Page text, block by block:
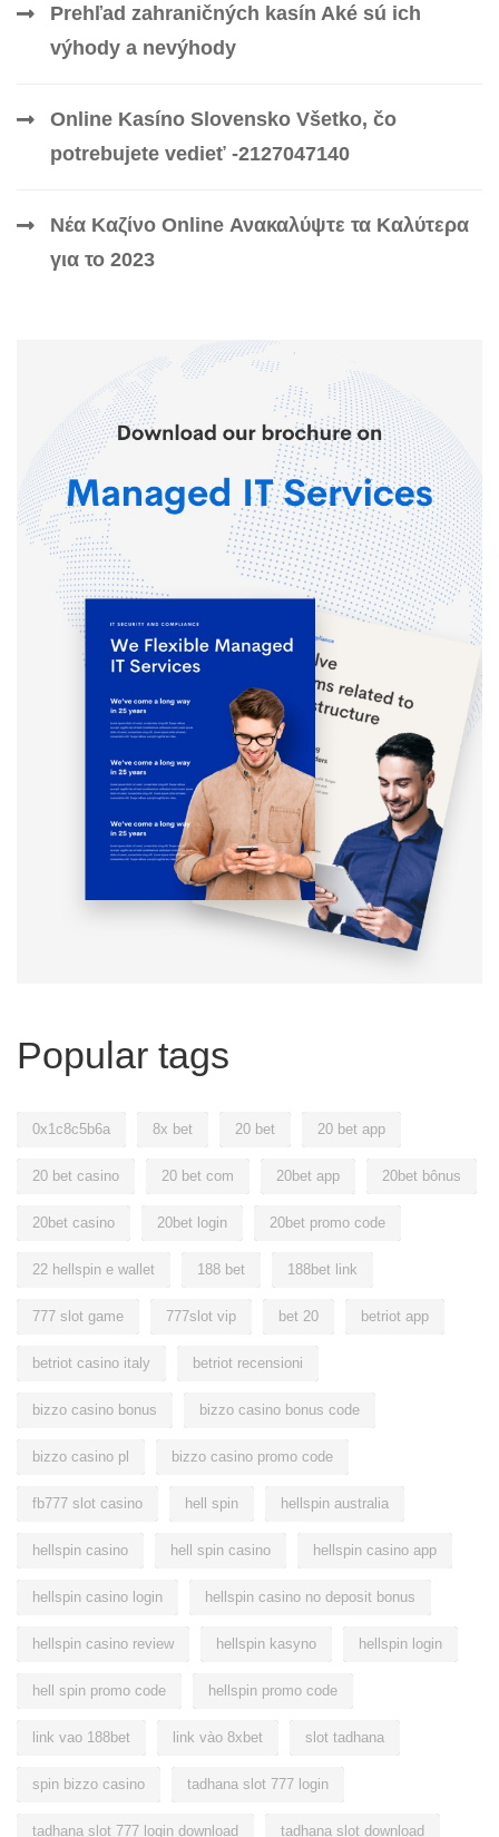
Prehľad zahraničných kasín Aké sú ich
výhody a nevýhody
Online Kasíno Slovensko Všetko, čo
potrebujete vedieť -2127047140
Νέα Καζίνο Online Ανακαλύψτε τα Καλύτερα
για το 2023
Popular tags
0x1c8c5b6a 8x bet 20 bet 20 bet app
20 bet casino 20 bet com 20bet app 20bet bônus
20bet casino 20bet login 20bet promo code
22 hellspin e wallet 188 bet 188bet link
777 slot game 777slot vip bet 20 betriot app
betriot casino italy betriot recensioni
bizzo casino bonus bizzo casino bonus code
bizzo casino pl bizzo casino promo code
fb777 slot casino hell spin hellspin australia
hellspin casino hell spin casino hellspin casino app
hellspin casino login hellspin casino no deposit bonus
hellspin casino review hellspin kasyno hellspin login
hell spin promo code hellspin promo code
link vao 188bet link vào 8xbet slot tadhana
spin bizzo casino tadhana slot 777 login
tadhana slot 777 login download tadhana slot download